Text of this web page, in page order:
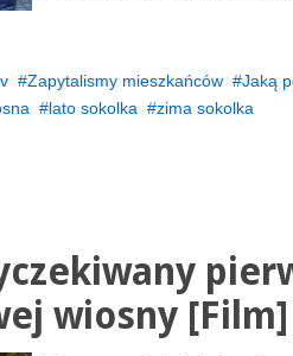
Zapytalismy mieszkańców
Jaką
lato sokolka
zima sokolka
wiosny [Film]